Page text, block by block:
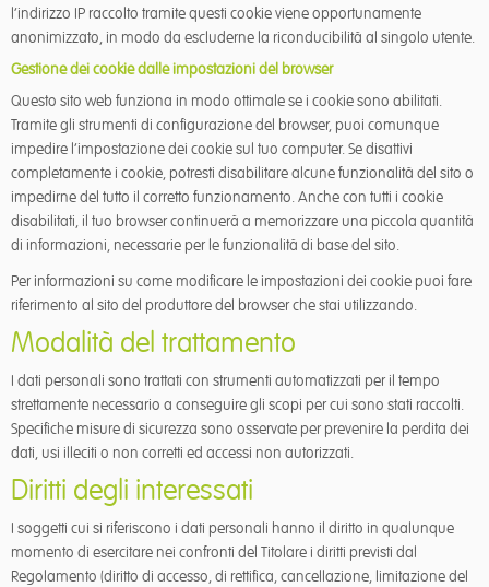
l’indirizzo IP raccolto tramite questi cookie viene opportunamente
anonimizzato, in modo da escluderne la riconducibilità al singolo utente.
Gestione dei cookie dalle impostazioni del browser
Questo sito web funziona in modo ottimale se i cookie sono abilitati.
Tramite gli strumenti di configurazione del browser, puoi comunque
impedire l’impostazione dei cookie sul tuo computer. Se disattivi
completamente i cookie, potresti disabilitare alcune funzionalità del sito o
impedirne del tutto il corretto funzionamento. Anche con tutti i cookie
disabilitati, il tuo browser continuerà a memorizzare una piccola quantità
di informazioni, necessarie per le funzionalità di base del sito.
Per informazioni su come modificare le impostazioni dei cookie puoi fare
riferimento al sito del produttore del browser che stai utilizzando.
Modalità del trattamento
I dati personali sono trattati con strumenti automatizzati per il tempo
strettamente necessario a conseguire gli scopi per cui sono stati raccolti.
Specifiche misure di sicurezza sono osservate per prevenire la perdita dei
dati, usi illeciti o non corretti ed accessi non autorizzati.
Diritti degli interessati
I soggetti cui si riferiscono i dati personali hanno il diritto in qualunque
momento di esercitare nei confronti del Titolare i diritti previsti dal
Regolamento (diritto di accesso, di rettifica, cancellazione, limitazione del